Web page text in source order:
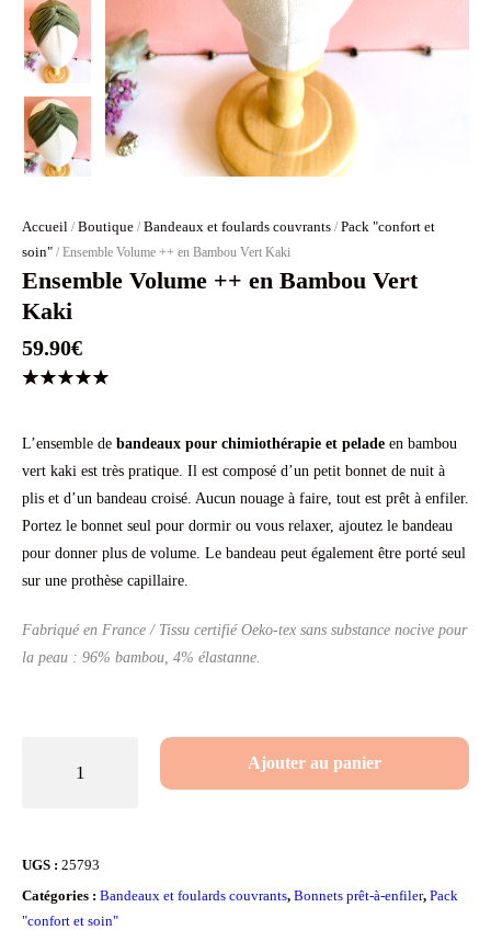
Accueil / Boutique / Bandeaux et foulards couvrants / Pack "confort et
soin" / Ensemble Volume ++ en Bambou Vert Kaki
Ensemble Volume ++ en Bambou Vert
Kaki
59.90€
basé
sur
notations
client
L’ensemble de bandeaux pour chimiothérapie et pelade en bambou
vert kaki est très pratique. Il est composé d’un petit bonnet de nuit à
plis et d’un bandeau croisé. Aucun nouage à faire, tout est prêt à enfiler.
Portez le bonnet seul pour dormir ou vous relaxer, ajoutez le bandeau
pour donner plus de volume. Le bandeau peut également être porté seul
sur une prothèse capillaire.
Fabriqué en France / Tissu certifié Oeko-tex sans substance nocive pour
la peau : 96% bambou, 4% élastanne.
en
Ajouter au panier
UGS : 25793
Catégories : Bandeaux et foulards couvrants, Bonnets prêt-à-enfiler, Pack
"confort et soin"